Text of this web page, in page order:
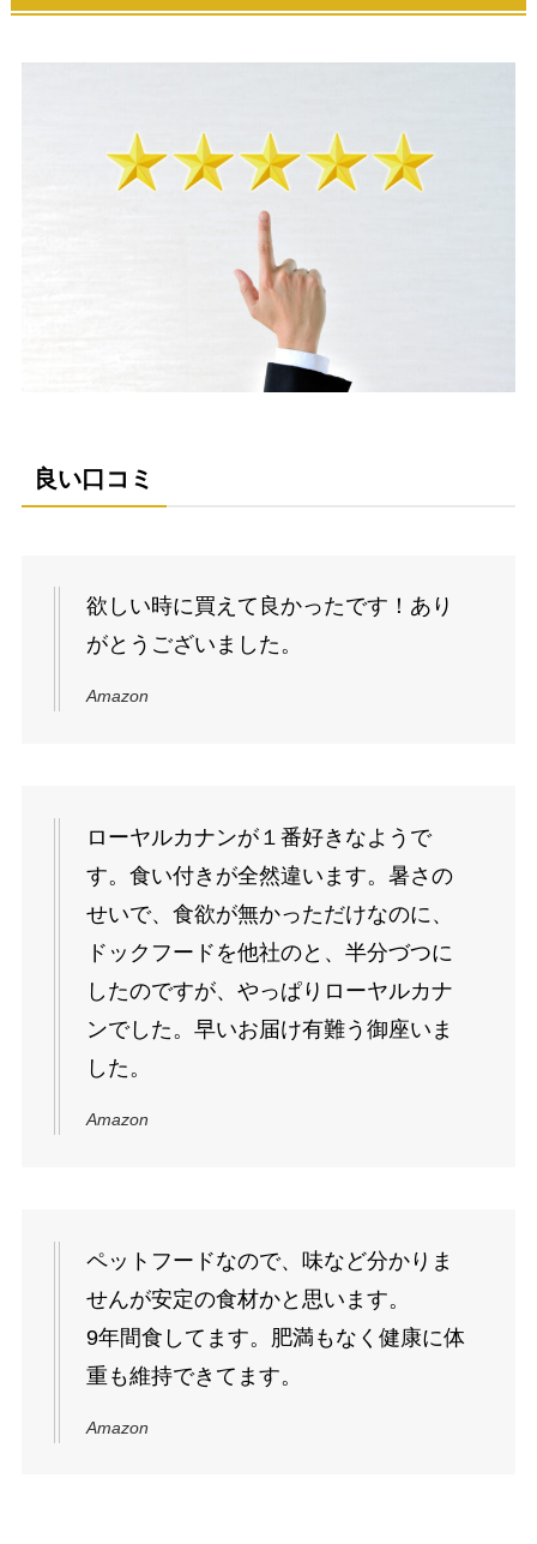
良い口コミ
欲しい時に買えて良かったです！あり
がとうございました。
Amazon
ローヤルカナンが１番好きなようで
す。食い付きが全然違います。暑さの
せいで、食欲が無かっただけなのに、
ドックフードを他社のと、半分づつに
したのですが、やっぱりローヤルカナ
ンでした。早いお届け有難う御座いま
した。
Amazon
ペットフードなので、味など分かりま
せんが安定の食材かと思います。
9年間食してます。肥満もなく健康に体
重も維持できてます。
Amazon